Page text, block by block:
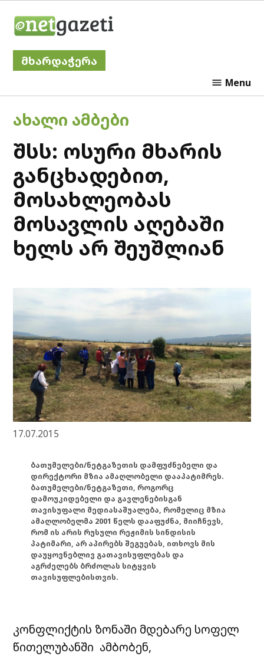
მხარდაჭერა
Menu
POSTED
IN
ᲐᲮᲐᲚᲘ ᲐᲛᲑᲔᲑᲘ
შსს: ოსური მხარის
განცხადებით,
მოსახლეობას
მოსავლის აღებაში
ხელს არ შეუშლიან
17.07.2015
ბათუმელები/ნეტგაზეთის დამფუძნებელი და
დირექტორი მზია ამაღლობელი დააპატიმრეს.
ბათუმელები/ნეტგაზეთი, როგორც
დამოუკიდებელი და გავლენებისგან
თავისუფალი მედიასაშუალება, რომელიც მზია
ამაღლობელმა 2001 წელს დააფუძნა, მიიჩნევს,
რომ ის არის რუსული რეჟიმის სინდისის
პატიმარი, არ აპირებს შეგუებას, ითხოვს მის
დაუყოვნებლივ გათავისუფლებას და
აგრძელებს ბრძოლას სიტყვის
თავისუფლებისთვის.
კონფლიქტის ზონაში მდებარე სოფელ
წითელუბანში ამბობენ,